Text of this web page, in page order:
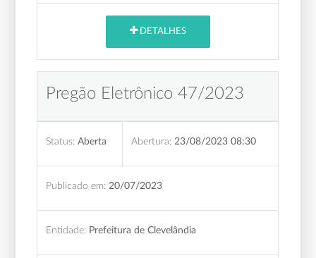
DETALHES
Pregão Eletrônico 47/2023
Status: Aberta Abertura: 23/08/2023 08:30
Publicado em: 20/07/2023
Entidade: Prefeitura de Clevelândia